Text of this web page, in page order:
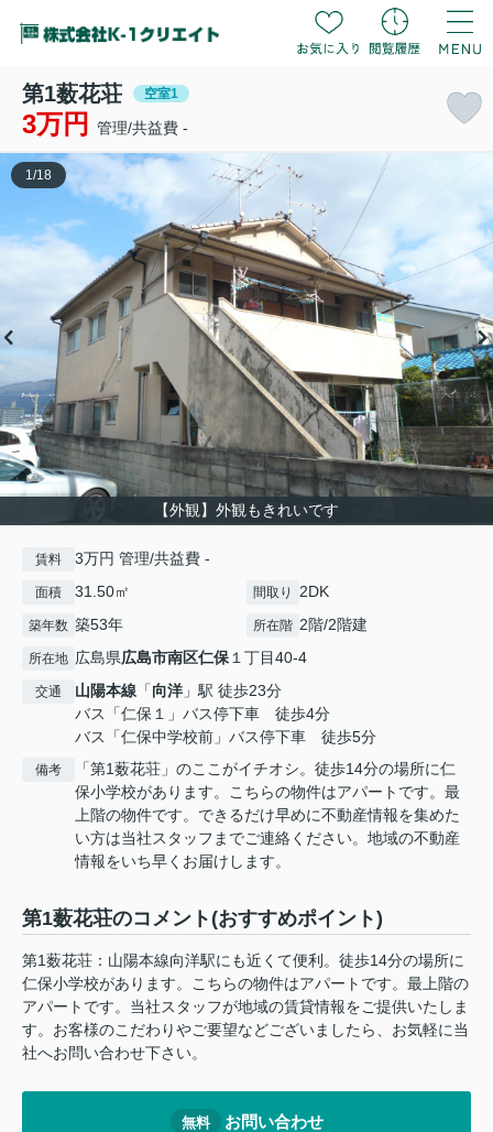
第1薮花荘 空室1
3万円 管理/共益費 -
【外観】外観もきれいです
1 /18
賃料 3万円 管理/共益費 -
面積 31.50㎡ 間取り 2DK
築年数 築53年 所在階 2階/2階建
所在地 広島県広島市南区仁保 １丁目40-4
交通 山陽本線 「向洋 」駅 徒歩23分
バス「仁保１」バス停下車 徒歩4分
バス「仁保中学校前」バス停下車 徒歩5分
備考
「第1薮花荘」のここがイチオシ。徒歩14分の場所に仁
保小学校があります。こちらの物件はアパートです。最
上階の物件です。できるだけ早めに不動産情報を集めた
い方は当社スタッフまでご連絡ください。地域の不動産
情報をいち早くお届けします。
第1薮花荘のコメント(おすすめポイント)
第1薮花荘：山陽本線向洋駅にも近くて便利。徒歩14分の場所に
仁保小学校があります。こちらの物件はアパートです。最上階の
アパートです。当社スタッフが地域の賃貸情報をご提供いたしま
す。お客様のこだわりやご要望などございましたら、お気軽に当
社へお問い合わせ下さい。
無料 お問い合わせ